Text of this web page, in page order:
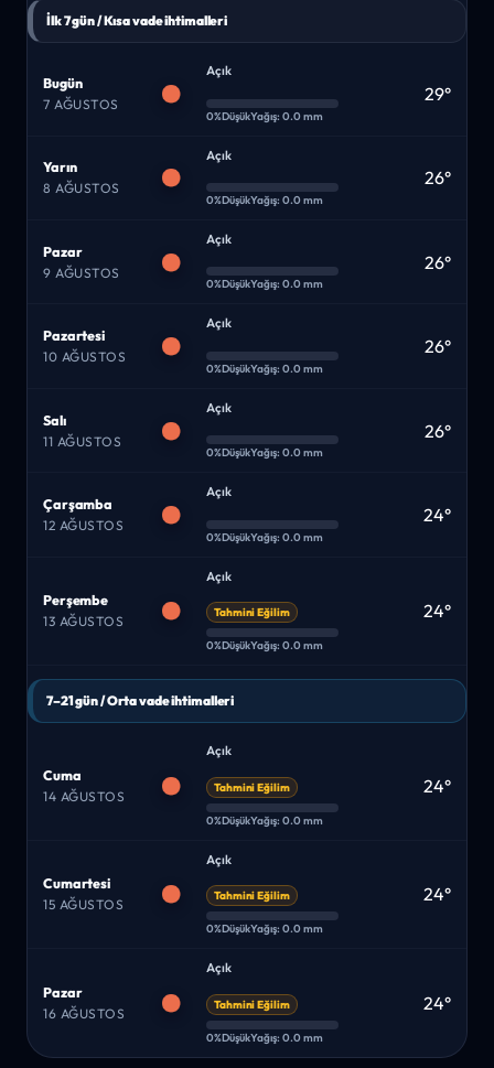
İlk 7 gün / Kısa vade ihtimalleri
Bugün
7 AĞUSTOS
Açık
0%DüşükYağış: 0.0 mm
29°
Yarın
8 AĞUSTOS
Açık
0%DüşükYağış: 0.0 mm
26°
Pazar
9 AĞUSTOS
Açık
0%DüşükYağış: 0.0 mm
26°
Pazartesi
10 AĞUSTOS
Açık
0%DüşükYağış: 0.0 mm
26°
Salı
11 AĞUSTOS
Açık
0%DüşükYağış: 0.0 mm
26°
Çarşamba
12 AĞUSTOS
Açık
0%DüşükYağış: 0.0 mm
24°
Perşembe
13 AĞUSTOS
Açık
Tahmini Eğilim
0%DüşükYağış: 0.0 mm
24°
7–21 gün / Orta vade ihtimalleri
Cuma
14 AĞUSTOS
Açık
Tahmini Eğilim
0%DüşükYağış: 0.0 mm
24°
Cumartesi
15 AĞUSTOS
Açık
Tahmini Eğilim
0%DüşükYağış: 0.0 mm
24°
Pazar
16 AĞUSTOS
Açık
Tahmini Eğilim
0%DüşükYağış: 0.0 mm
24°